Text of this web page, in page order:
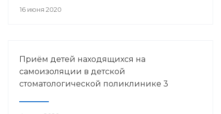
здравоохранения Республики Башкортостан
16 июня 2020
Приём детей находящихся на
самоизоляции в детской
стоматологической поликлинике 3